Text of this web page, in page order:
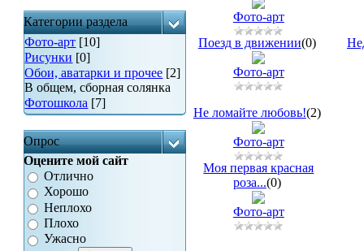
Категории раздела
Фото-арт [10]
Рисунки [0]
Обои, аватарки и прочее [2]
В общем, сборная солянка
Фотошкола [7]
Опрос
Оцените мой сайт
Отлично
Хорошо
Неплохо
Плохо
Ужасно
Фото-арт
Поезд в движении(0)
Фото-арт
Не ломайте любовь!(2)
Фото-арт
Моя первая красная
роза...(0)
Фото-арт